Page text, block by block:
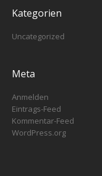
Kategorien
Uncategorized
Meta
Anmelden
Eintrags-Feed
Kommentar-Feed
WordPress.org